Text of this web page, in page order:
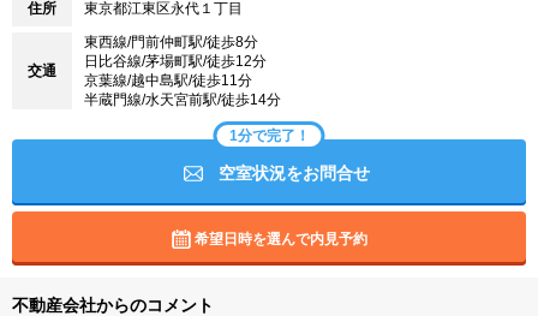
住所 東京都江東区永代１丁目
交通
東西線/門前仲町駅/徒歩8分
日比谷線/茅場町駅/徒歩12分
京葉線/越中島駅/徒歩11分
半蔵門線/水天宮前駅/徒歩14分
1分で完了！
空室状況をお問合せ
希望日時を選んで内見予約
不動産会社からのコメント